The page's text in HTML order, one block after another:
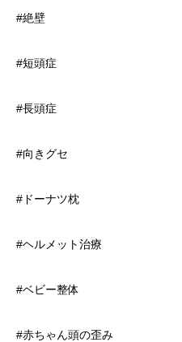
#絶壁
#短頭症
#長頭症
#向きグセ
#ドーナツ枕
#ヘルメット治療
#ベビー整体
#赤ちゃん頭の歪み